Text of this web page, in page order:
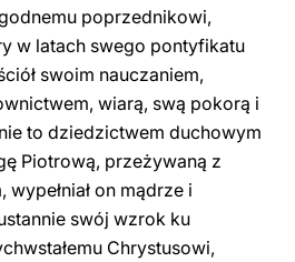
poprzednikowi,
w latach swego pontyfikatu
swoim nauczaniem,
wiarą, swą pokorą i
to dziedzictwem duchowym
Piotrową, przeżywaną z
on mądrze i
swój wzrok ku
Chrystusowi,